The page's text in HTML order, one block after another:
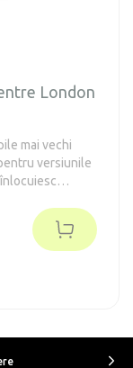
London
mai vechi
versiunile